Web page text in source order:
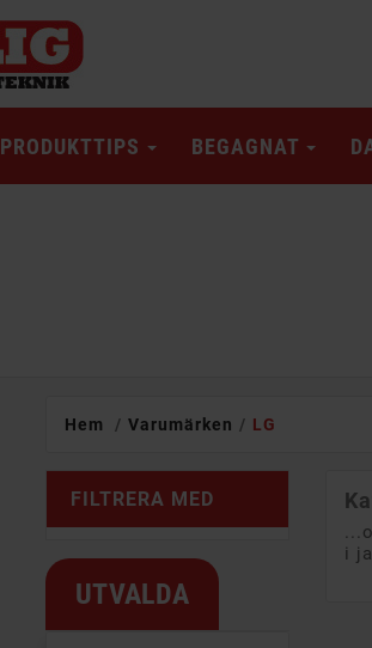
PRODUKTTIPS BEGAGNAT
Hem Varumärken LG
FILTRERA MED
UTVALDA
i